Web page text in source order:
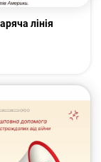
лінія